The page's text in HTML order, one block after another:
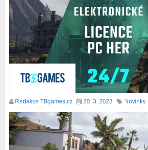
Redakce TBgames.cz 20. 3. 2023 Novinky